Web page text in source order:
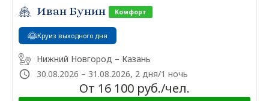
Иван Бунин Комфорт
Круиз выходного дня
Нижний Новгород – Казань
30.08.2026 – 31.08.2026, 2 дня/1 ночь
От 16 100 руб./чел.